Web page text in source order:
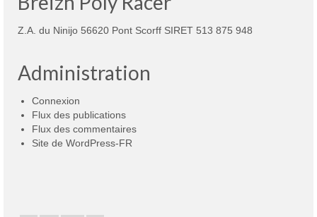
Z.A. du Ninijo 56620 Pont Scorff SIRET 513 875 948
Administration
Connexion
Flux des publications
Flux des commentaires
Site de WordPress-FR